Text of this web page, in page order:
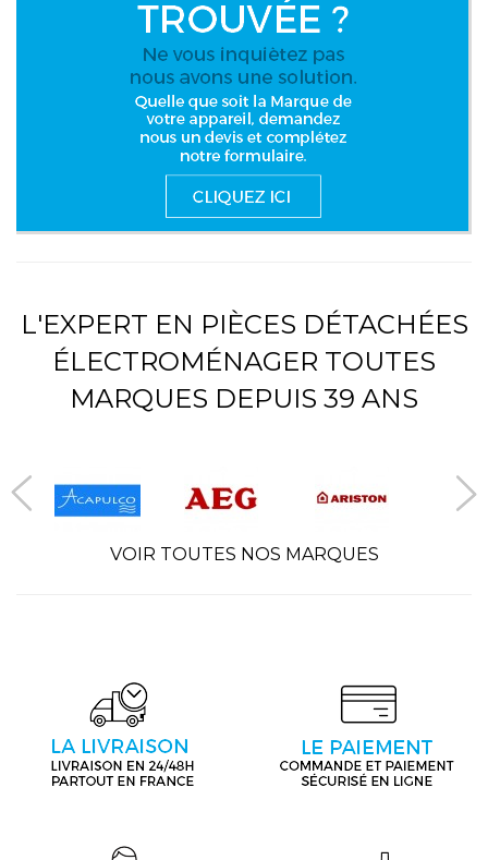
L'EXPERT EN PIÈCES DÉTACHÉES
ÉLECTROMÉNAGER TOUTES
MARQUES DEPUIS 39 ANS
VOIR TOUTES NOS MARQUES